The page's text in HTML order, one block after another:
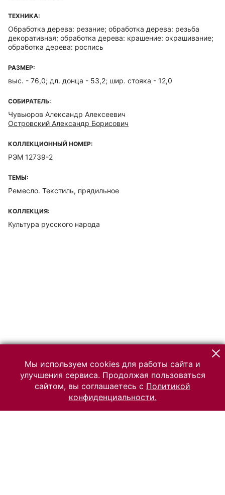
ТЕХНИКА:
Обработка дерева: резание; обработка дерева: резьба
декоративная; обработка дерева: крашение: окрашивание;
обработка дерева: роспись
РАЗМЕР:
выс. - 76,0; дл. донца - 53,2; шир. стояка - 12,0
СОБИРАТЕЛЬ:
Чувьюров Александр Алексеевич
Островский Александр Борисович
КОЛЛЕКЦИОННЫЙ НОМЕР:
РЭМ 12739-2
ТЕМЫ:
Ремесло. Текстиль, прядильное
КОЛЛЕКЦИЯ:
Культура русского народа
Мы используем cookies для работы сайта и
улучшения сервиса. Продолжая пользоваться
сайтом, вы соглашаетесь с Политикой
конфиденциальности.